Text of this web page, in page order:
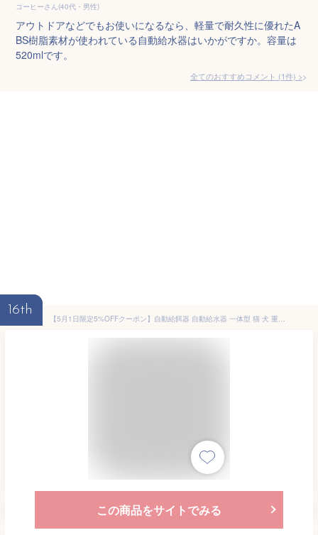
コーヒーさん(40代・男性)
アウトドアなどでもお使いになるなら、軽量で耐久性に優れたA
BS樹脂素材が使われている自動給水器はいかがですか。容量は
520mlです。
全てのおすすめコメント (1件) >
16th
【5月1日限定5%OFFクーポン】自動給餌器 自動給水器 一体型 猫 犬 重力式 電源不要 倒れない 大容量 3L+0.85L 詰まりにくい 取り外し可能 丸洗い可能 フード・水残量確認 シンプル かわいい 自動餌やり機 小型犬 中型犬 多頭飼い 停電対策 留守番 出張 旅行
この商品をサイトでみる